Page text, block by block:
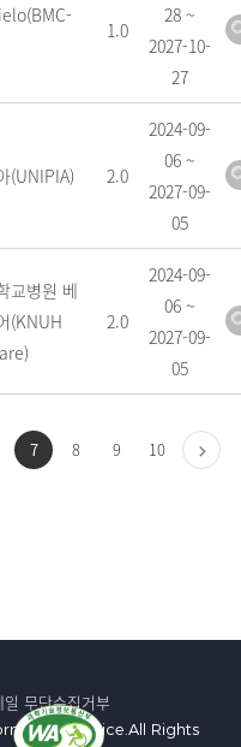
1.0
28 ~
2027-10-
27
(UNIPIA) 2.0
2024-09-
06 ~
2027-09-
05
교병원 베
(KNUH
2.0
2024-09-
06 ~
2027-09-
05
7 8 9 10
다
일 무단수집거부
Service.All Rights